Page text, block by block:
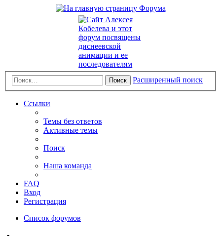
Поиск Расширенный поиск
Ссылки
Темы без ответов
Активные темы
Поиск
Наша команда
FAQ
Вход
Регистрация
Список форумов